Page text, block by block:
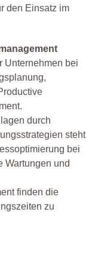
den Einsatz im
Unternehmen bei
durch
steht
bei
Wartungen und
finden die
zu